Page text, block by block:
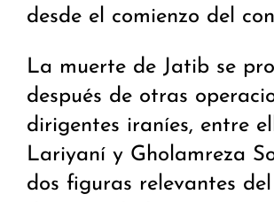
desde el comienzo del
La muerte de Jatib se
después de otras
dirigentes iraníes, entre
Lariyaní y Gholamreza
dos figuras relevantes